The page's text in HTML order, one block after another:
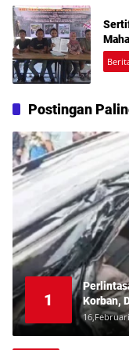
Postingan
1
Korban,
Deli